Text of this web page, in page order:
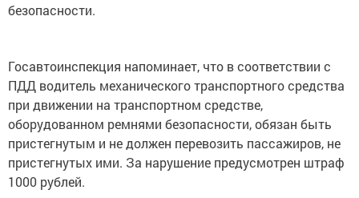
безопасности.
Госавтоинспекция напоминает, что в соответствии с
ПДД водитель механического транспортного средства
при движении на транспортном средстве,
оборудованном ремнями безопасности, обязан быть
пристегнутым и не должен перевозить пассажиров, не
пристегнутых ими. За нарушение предусмотрен штраф
1000 рублей.